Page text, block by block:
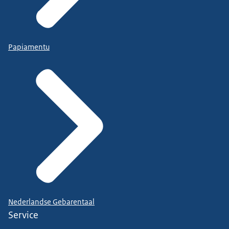
Papiamentu
Nederlandse Gebarentaal
Service